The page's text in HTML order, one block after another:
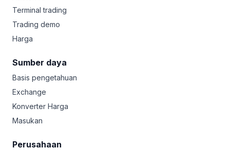
Terminal trading
Trading demo
Harga
Sumber daya
Basis pengetahuan
Exchange
Konverter Harga
Masukan
Perusahaan